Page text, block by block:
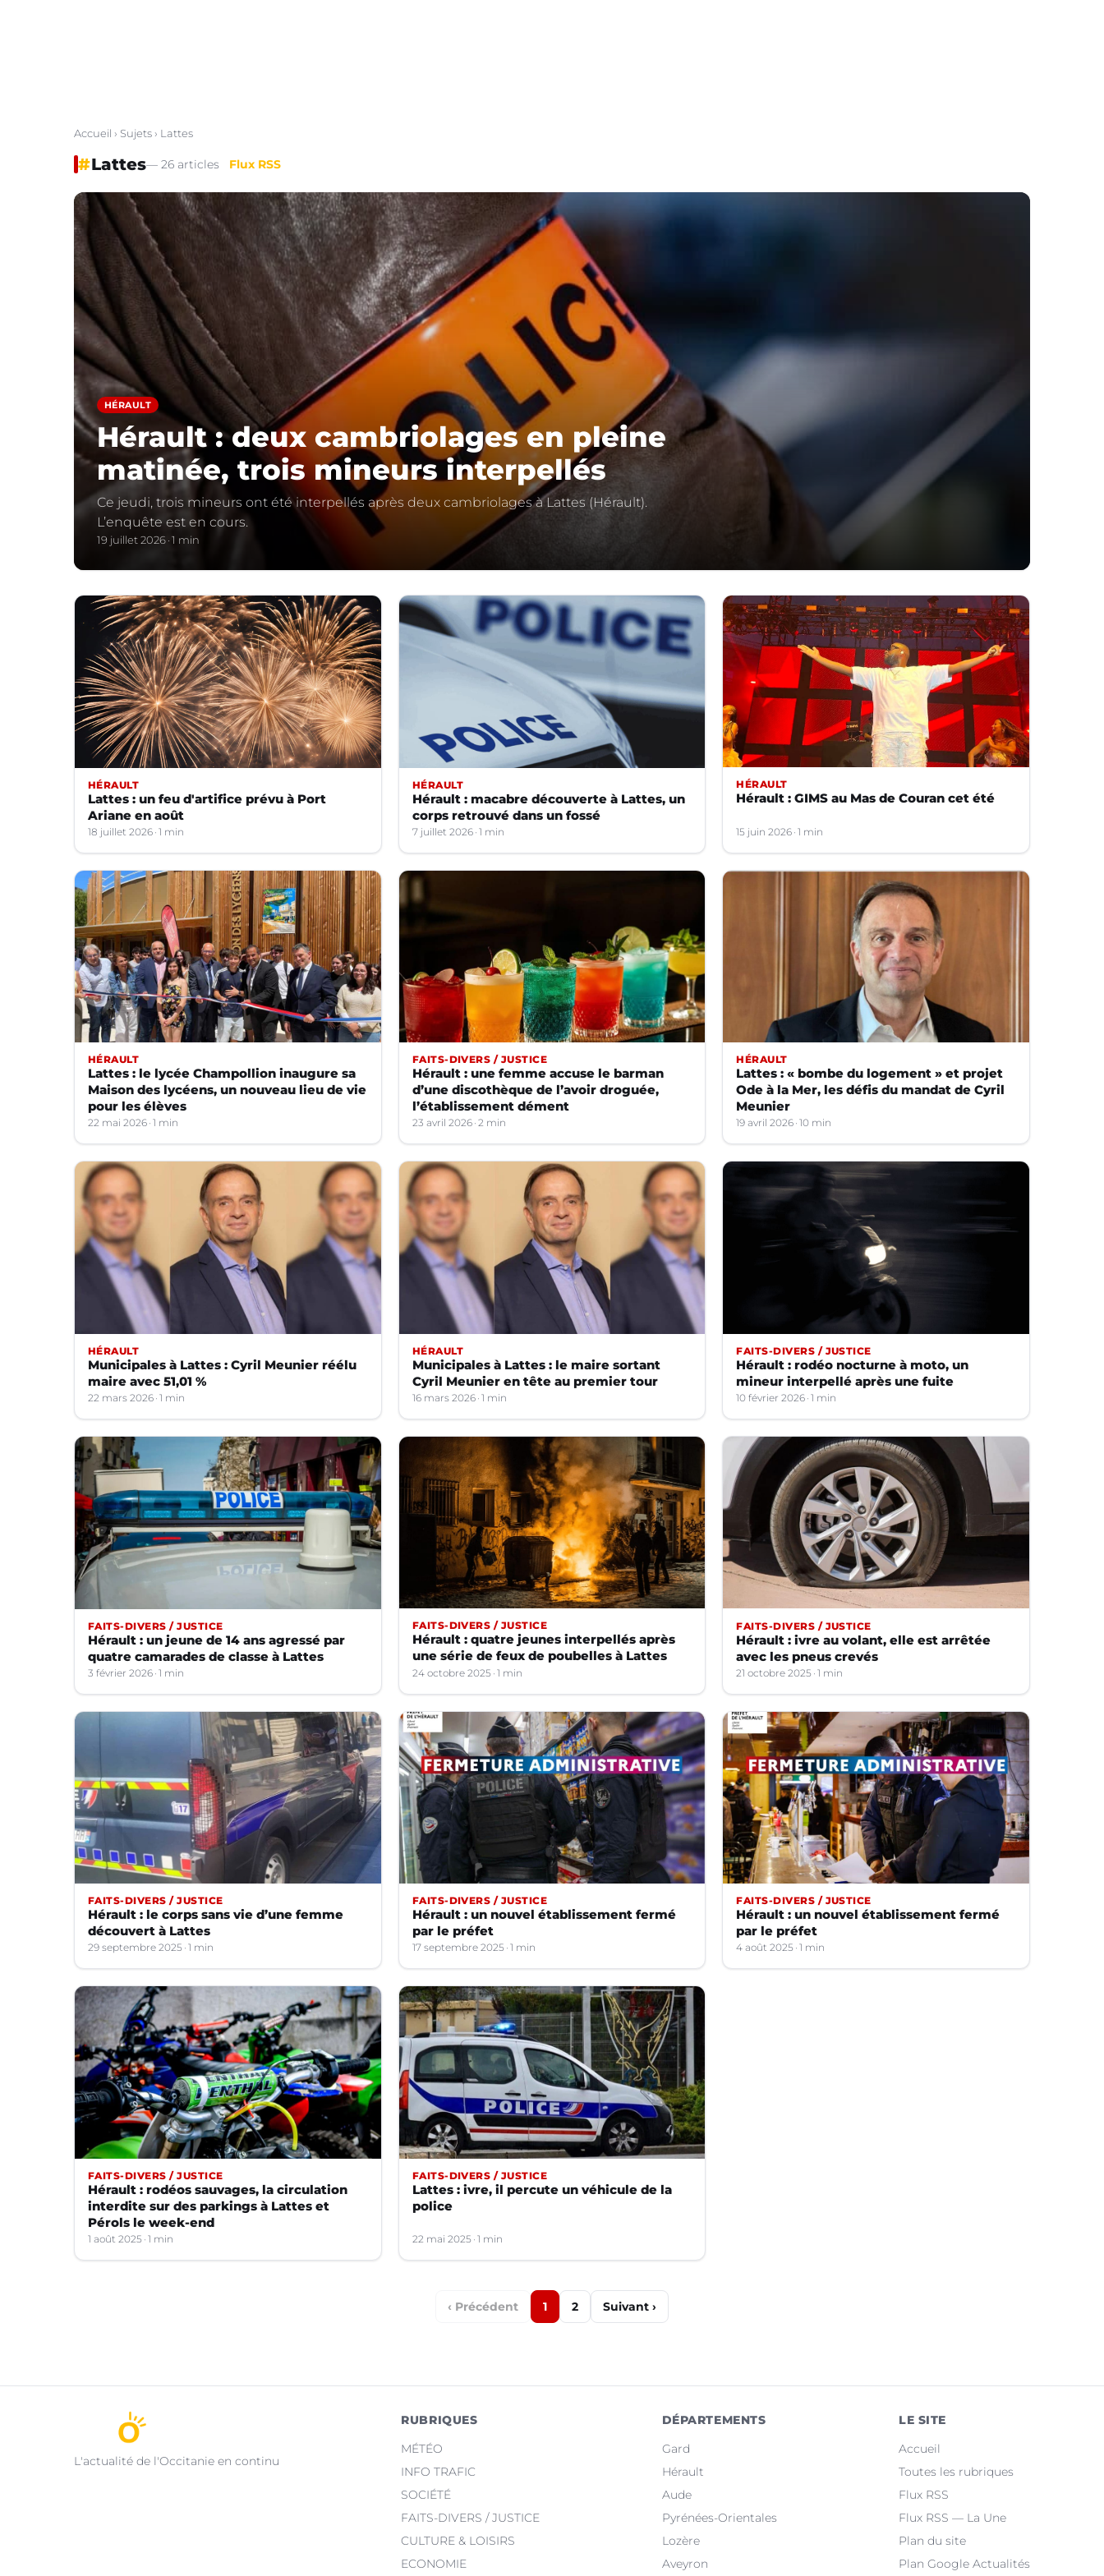
Accueil › Sujets› Lattes
#Lattes— 26 articles Flux RSS
HÉRAULT
Hérault : deux cambriolages en pleine
matinée, trois mineurs interpellés
Ce jeudi, trois mineurs ont été interpellés après deux cambriolages à Lattes (Hérault).
L’enquête est en cours.
19 juillet 2026 1 min
HÉRAULT
Lattes : un feu d'artifice prévu à Port
Ariane en août
18 juillet 2026 1 min
HÉRAULT
Hérault : macabre découverte à Lattes, un
corps retrouvé dans un fossé
7 juillet 2026 1 min
HÉRAULT
Hérault : GIMS au Mas de Couran cet été
15 juin 2026 1 min
HÉRAULT
Lattes : le lycée Champollion inaugure sa
Maison des lycéens, un nouveau lieu de vie
pour les élèves
22 mai 2026 1 min
FAITS-DIVERS / JUSTICE
Hérault : une femme accuse le barman
d’une discothèque de l’avoir droguée,
l’établissement dément
23 avril 2026 2 min
HÉRAULT
Lattes : « bombe du logement » et projet
Ode à la Mer, les défis du mandat de Cyril
Meunier
19 avril 2026 10 min
HÉRAULT
Municipales à Lattes : Cyril Meunier réélu
maire avec 51,01 %
22 mars 2026 1 min
HÉRAULT
Municipales à Lattes : le maire sortant
Cyril Meunier en tête au premier tour
16 mars 2026 1 min
FAITS-DIVERS / JUSTICE
Hérault : rodéo nocturne à moto, un
mineur interpellé après une fuite
10 février 2026 1 min
FAITS-DIVERS / JUSTICE
Hérault : un jeune de 14 ans agressé par
quatre camarades de classe à Lattes
3 février 2026 1 min
FAITS-DIVERS / JUSTICE
Hérault : quatre jeunes interpellés après
une série de feux de poubelles à Lattes
24 octobre 2025 1 min
FAITS-DIVERS / JUSTICE
Hérault : ivre au volant, elle est arrêtée
avec les pneus crevés
21 octobre 2025 1 min
FAITS-DIVERS / JUSTICE
Hérault : le corps sans vie d’une femme
découvert à Lattes
29 septembre 2025 1 min
FAITS-DIVERS / JUSTICE
Hérault : un nouvel établissement fermé
par le préfet
17 septembre 2025 1 min
FAITS-DIVERS / JUSTICE
Hérault : un nouvel établissement fermé
par le préfet
4 août 2025 1 min
FAITS-DIVERS / JUSTICE
Hérault : rodéos sauvages, la circulation
interdite sur des parkings à Lattes et
Pérols le week-end
1 août 2025 1 min
FAITS-DIVERS / JUSTICE
Lattes : ivre, il percute un véhicule de la
police
22 mai 2025 1 min
‹ Précédent 1 2 Suivant ›
L'actualité de l'Occitanie en continu
RUBRIQUES
MÉTÉO
INFO TRAFIC
SOCIÉTÉ
FAITS-DIVERS / JUSTICE
CULTURE & LOISIRS
ECONOMIE
DÉPARTEMENTS
Gard
Hérault
Aude
Pyrénées-Orientales
Lozère
Aveyron
LE SITE
Accueil
Toutes les rubriques
Flux RSS
Flux RSS — La Une
Plan du site
Plan Google Actualités